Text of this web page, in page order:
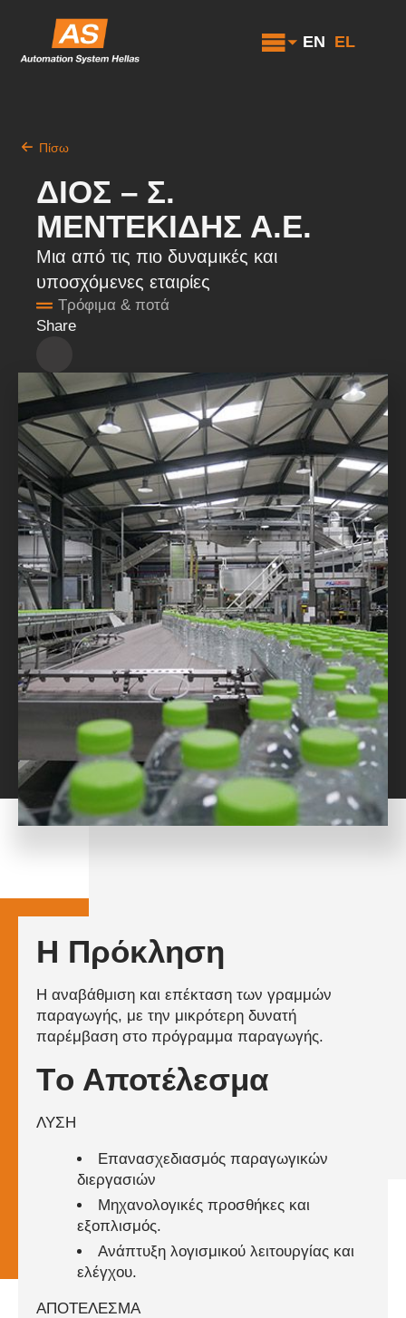
EN EL
Πίσω
ΔΙΟΣ – Σ.
ΜΕΝΤΕΚΙΔΗΣ Α.Ε.
Μια από τις πιο δυναμικές και
υποσχόμενες εταιρίες
Τρόφιμα & ποτά
Share
Η Πρόκληση
Η αναβάθμιση και επέκταση των γραμμών
παραγωγής, με την μικρότερη δυνατή
παρέμβαση στο πρόγραμμα παραγωγής.
Tο Αποτέλεσμα
ΛΥΣΗ
Επανασχεδιασμός παραγωγικών
διεργασιών
Μηχανολογικές προσθήκες και
εξοπλισμός.
Ανάπτυξη λογισμικού λειτουργίας και
ελέγχου.
ΑΠΟΤΕΛΕΣΜΑ